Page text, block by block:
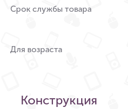
Срок службы товара
Для возраста
Конструкция